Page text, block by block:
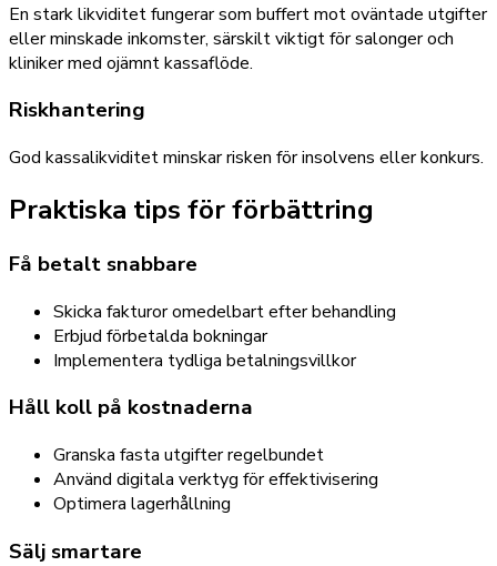
En stark likviditet fungerar som buffert mot oväntade utgifter
eller minskade inkomster, särskilt viktigt för salonger och
kliniker med ojämnt kassaflöde.
Riskhantering
God kassalikviditet minskar risken för insolvens eller konkurs.
Praktiska tips för förbättring
Få betalt snabbare
Skicka fakturor omedelbart efter behandling
Erbjud förbetalda bokningar
Implementera tydliga betalningsvillkor
Håll koll på kostnaderna
Granska fasta utgifter regelbundet
Använd digitala verktyg för effektivisering
Optimera lagerhållning
Sälj smartare